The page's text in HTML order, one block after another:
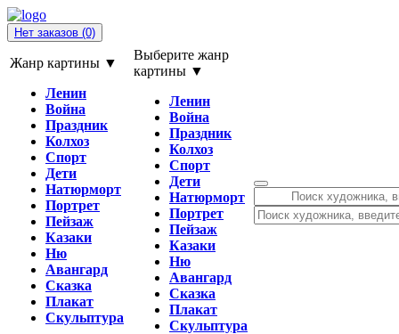
Нет заказов (0)
Жанр картины ▼
Ленин
Война
Праздник
Колхоз
Спорт
Дети
Натюрморт
Портрет
Пейзаж
Казаки
Ню
Авангард
Сказка
Плакат
Скульптура
Выберите жанр
картины ▼
Ленин
Война
Праздник
Колхоз
Спорт
Дети
Натюрморт
Портрет
Пейзаж
Казаки
Ню
Авангард
Сказка
Плакат
Скульптура